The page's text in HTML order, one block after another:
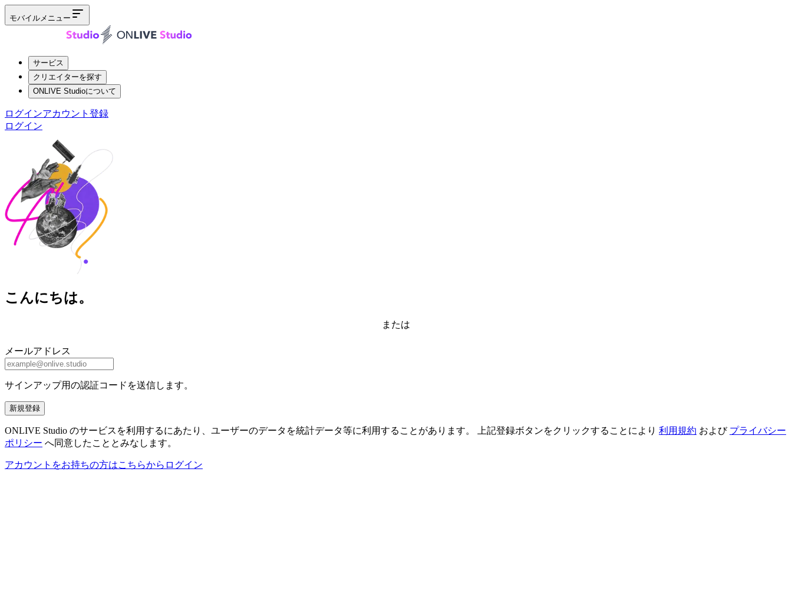
モバイルメニュー
サービス
クリエイターを探す
ONLIVE Studioについて
ログインアカウント登録
ログイン
こんにちは。
または
メールアドレス
サインアップ用の認証コードを送信します。
新規登録
ONLIVE Studio のサービスを利用するにあたり、ユーザーのデータを統計データ等に利用することがあります。 上記登録ボタンをクリックすることにより 利用規約 および プライバシー
ポリシー へ同意したこととみなします。
アカウントをお持ちの方はこちらからログイン